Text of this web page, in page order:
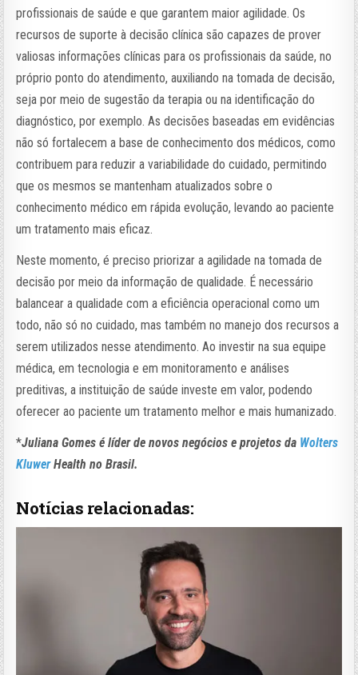
profissionais de saúde e que garantem maior agilidade. Os
recursos de suporte à decisão clínica são capazes de prover
valiosas informações clínicas para os profissionais da saúde, no
próprio ponto do atendimento, auxiliando na tomada de decisão,
seja por meio de sugestão da terapia ou na identificação do
diagnóstico, por exemplo. As decisões baseadas em evidências
não só fortalecem a base de conhecimento dos médicos, como
contribuem para reduzir a variabilidade do cuidado, permitindo
que os mesmos se mantenham atualizados sobre o
conhecimento médico em rápida evolução, levando ao paciente
um tratamento mais eficaz.
Neste momento, é preciso priorizar a agilidade na tomada de
decisão por meio da informação de qualidade. É necessário
balancear a qualidade com a eficiência operacional como um
todo, não só no cuidado, mas também no manejo dos recursos a
serem utilizados nesse atendimento. Ao investir na sua equipe
médica, em tecnologia e em monitoramento e análises
preditivas, a instituição de saúde investe em valor, podendo
oferecer ao paciente um tratamento melhor e mais humanizado.
*Juliana Gomes é líder de novos negócios e projetos da Wolters
KluwerHealth no Brasil.
Notícias relacionadas: